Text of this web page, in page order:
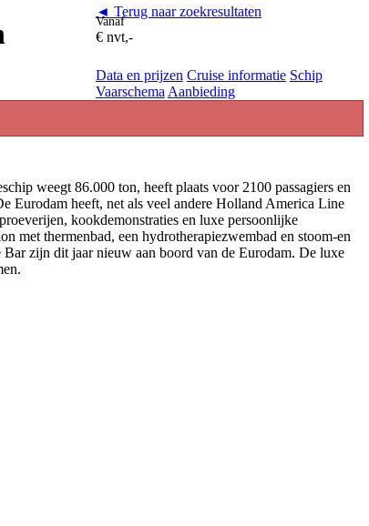
◄ Terug naar zoekresultaten
Vanaf
€ nvt,-
Data en prijzen Cruise informatie Schip
Vaarschema Aanbieding
weegt 86.000 ton, heeft plaats voor 2100 passagiers en
Eurodam heeft, net als veel andere Holland America Line
kookdemonstraties en luxe persoonlijke
met thermenbad, een hydrotherapiezwembad en stoom-en
Bar zijn dit jaar nieuw aan boord van de Eurodam. De luxe